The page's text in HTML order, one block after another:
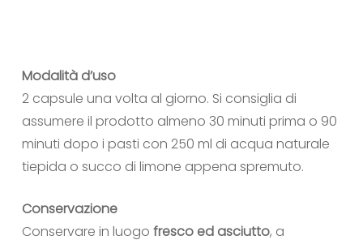
Modalità d’uso
2 capsule una volta al giorno. Si consiglia di
assumere il prodotto almeno 30 minuti prima o 90
minuti dopo i pasti con 250 ml di acqua naturale
tiepida o succo di limone appena spremuto.
Conservazione
Conservare in luogo fresco ed asciutto, a